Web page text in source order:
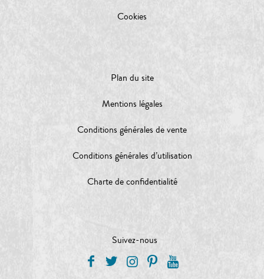
Cookies
Plan du site
Mentions légales
Conditions générales de vente
Conditions générales d’utilisation
Charte de confidentialité
Suivez-nous